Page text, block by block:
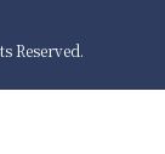
Reserved.